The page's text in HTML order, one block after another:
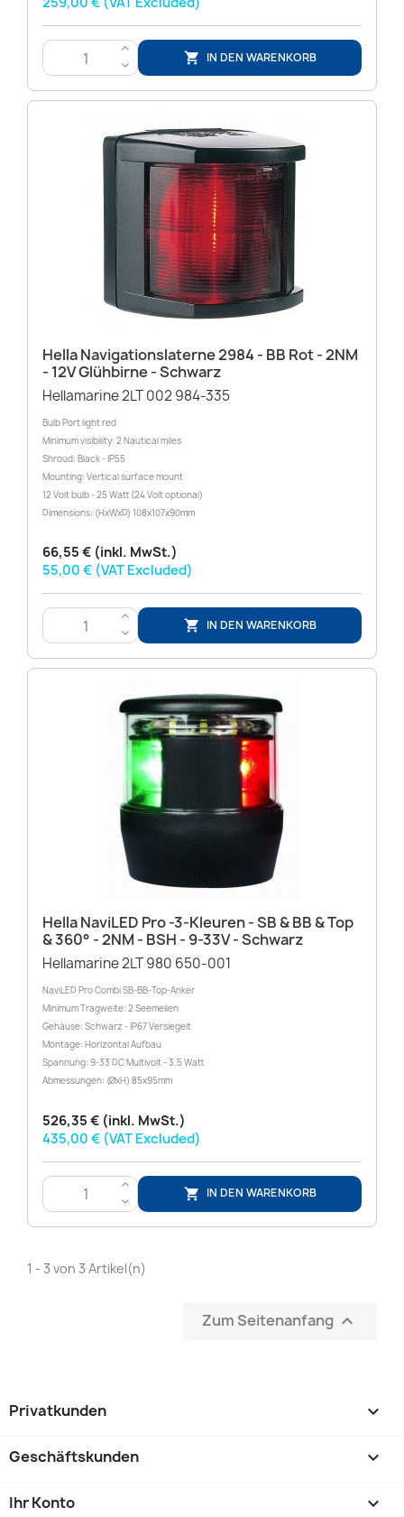
>
<
 IN DEN WARENKORB
Hella Navigationslaterne 2984 - BB Rot - 2NM
- 12V Glühbirne - Schwarz
Hellamarine 2LT 002 984-335
Bulb Port light red
Minimum visibility: 2 Nautical miles
Shroud: Black - IP55
Mounting: Vertical surface mount
12 Volt bulb - 25 Watt (24 Volt optional)
Dimensions: (HxWxD) 108x107x90mm
66,55 € (inkl. MwSt.)
55,00 € (VAT Excluded)
>
<
 IN DEN WARENKORB
Hella NaviLED Pro -3-Kleuren - SB & BB & Top
& 360° - 2NM - BSH - 9-33V - Schwarz
Hellamarine 2LT 980 650-001
NaviLED Pro Combi SB-BB-Top-Anker
Minimum Tragweite: 2 Seemeilen
Gehäuse: Schwarz - IP67 Versiegelt
Montage: Horizontal Aufbau
Spannung: 9-33 DC Multivolt - 3.5 Watt
Abmessungen: (ØxH) 85x95mm
526,35 € (inkl. MwSt.)
435,00 € (VAT Excluded)
>
<
 IN DEN WARENKORB
1 - 3 von 3 Artikel(n)
Zum Seitenanfang 
Privatkunden 
Geschäftskunden 
Ihr Konto 